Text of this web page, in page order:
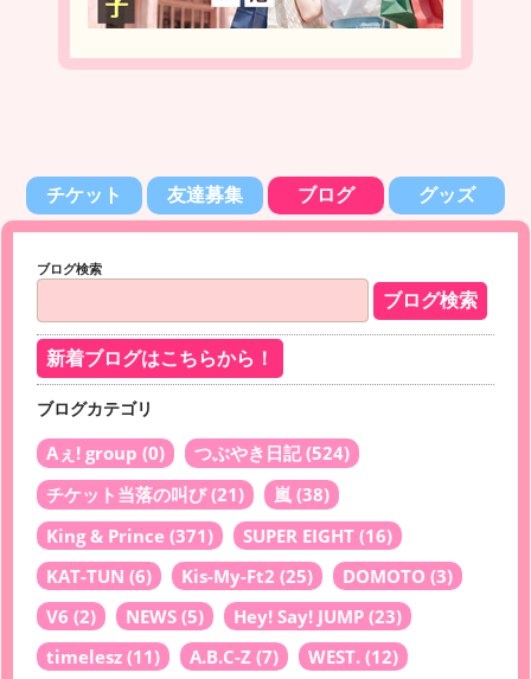
チケット 友達募集 ブログ グッズ
ブログ検索
新着ブログはこちらから！
ブログカテゴリ
Aぇ! group (0) つぶやき日記(524)
チケット当落の叫び(21) 嵐 (38)
King & Prince (371) SUPER EIGHT (16)
KAT-TUN (6) Kis-My-Ft2 (25) DOMOTO (3)
V6 (2) NEWS (5) Hey! Say! JUMP (23)
timelesz (11) A.B.C-Z (7) WEST. (12)